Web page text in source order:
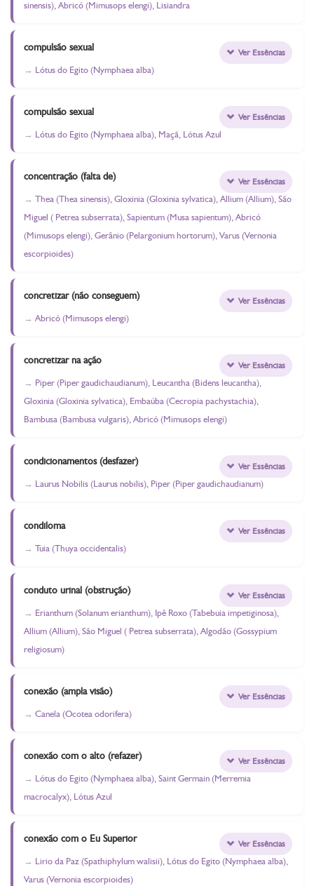
sinensis), Abricó (Mimusops elengi), Lisiandra
compulsão sexual
Lótus do Egito (Nymphaea alba)
Ver Essências
compulsão sexual
Lótus do Egito (Nymphaea alba), Maçã, Lótus Azul
Ver Essências
concentração (falta de)
Thea (Thea sinensis), Gloxinia (Gloxinia sylvatica), Allium (Allium), São
Miguel ( Petrea subserrata), Sapientum (Musa sapientum), Abricó
(Mimusops elengi), Gerânio (Pelargonium hortorum), Varus (Vernonia
escorpioides)
Ver Essências
concretizar (não conseguem)
Abricó (Mimusops elengi)
Ver Essências
concretizar na ação
Piper (Piper gaudichaudianum), Leucantha (Bidens leucantha),
Gloxinia (Gloxinia sylvatica), Embaúba (Cecropia pachystachia),
Bambusa (Bambusa vulgaris), Abricó (Mimusops elengi)
Ver Essências
condicionamentos (desfazer)
Laurus Nobilis (Laurus nobilis), Piper (Piper gaudichaudianum)
Ver Essências
condiloma
Tuia (Thuya occidentalis)
Ver Essências
conduto urinal (obstrução)
Erianthum (Solanum erianthum), Ipê Roxo (Tabebuia impetiginosa),
Allium (Allium), São Miguel ( Petrea subserrata), Algodão (Gossypium
religiosum)
Ver Essências
conexão (ampla visão)
Canela (Ocotea odorifera)
Ver Essências
conexão com o alto (refazer)
Lótus do Egito (Nymphaea alba), Saint Germain (Merremia
macrocalyx), Lótus Azul
Ver Essências
conexão com o Eu Superior
Lirio da Paz (Spathiphylum walisii), Lótus do Egito (Nymphaea alba),
Varus (Vernonia escorpioides)
Ver Essências